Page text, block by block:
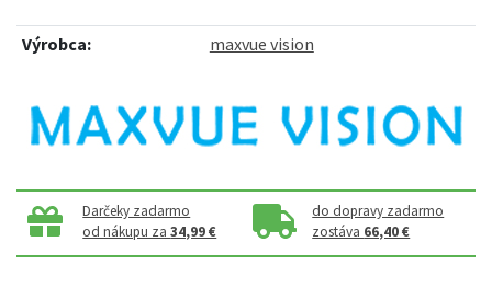
Výrobca: maxvue vision
Darčeky zadarmo
od nákupu za34,99 €
do dopravy zadarmo
zostáva 66,40 €